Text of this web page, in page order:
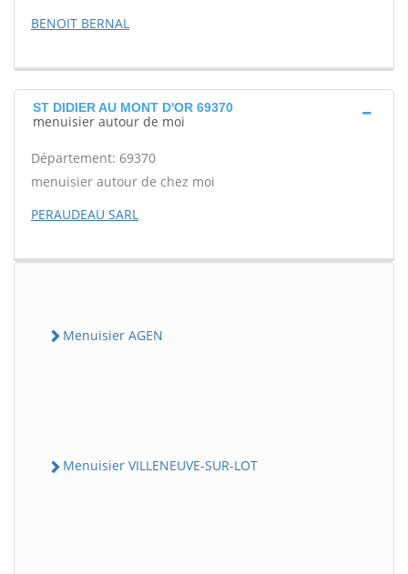
BENOIT BERNAL
ST DIDIER AU MONT D'OR 69370
menuisier autour de moi
Département: 69370
menuisier autour de chez moi
PERAUDEAU SARL
Menuisier AGEN
Menuisier VILLENEUVE-SUR-LOT